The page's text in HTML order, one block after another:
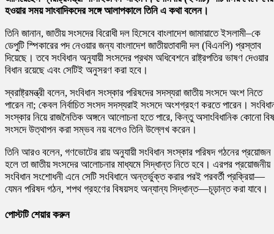
হওয়ার সময় সাংবাদিকদের সঙ্গে আলাপকালে তিনি এ কথা বলেন।
তিনি জানান, জাতীয় সংসদের বিরোধী দল হিসেবে বাংলাদেশ জামায়াতে ইসলামী–কে
ডেপুটি স্পিকারের পদ নেওয়ার জন্যবাংলাদেশ জাতীয়তাবাদী দল (বিএনপি) প্রস্তাব
দিয়েছে। তবে সংবিধান অনুযায়ী সংসদের প্রথম অধিবেশনে রাষ্ট্রপতির ভাষণ দেওয়ার
বিধান রয়েছে এবং সেটিই অনুসরণ করা হবে।
স্বরাষ্ট্রমন্ত্রী বলেন, সংবিধান সংস্কার পরিষদের সদস্যরা জাতীয় সংসদে অংশ নিতে
পারেন না; কেবল নির্বাচিত সংসদ সদস্যরাই সংসদে অংশগ্রহণ করতে পারেন।
সংস্কার নিয়ে রাজনৈতিক অঙ্গনে আলোচনা হতে পারে, কিন্তু অসাংবিধানিক কোনো
সংসদে উত্থাপন করা সম্ভব নয় বলেও তিনি উল্লেখ করেন।
তিনি আরও বলেন, গণভোটের রায় অনুযায়ী সংবিধান সংস্কার পরিষদ গঠনের প্রয়োজন
হলে তা জাতীয় সংসদের আলোচনার মাধ্যমে সিদ্ধান্ত নিতে হবে। এরপর প্রয়োজনীয়
সংবিধান সংশোধনী এনে সেটি সংবিধানে অন্তর্ভুক্ত করার পরই পরবর্তী প্রক্রিয়া—
যেমন পরিষদ গঠন, শপথ গ্রহণের বিষয়সহ অন্যান্য সিদ্ধান্ত—চূড়ান্ত করা যাবে।
পোস্টটি শেয়ার করুন